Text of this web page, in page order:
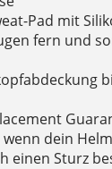
Pad mit
fern und
dein
einen Sturz